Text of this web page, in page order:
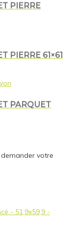
PIERRE
PIERRE 61×61
PARQUET
votre